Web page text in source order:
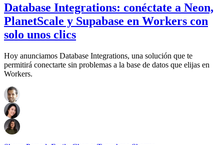
Database Integrations: conéctate a Neon,
PlanetScale y Supabase en Workers con
solo unos clics
Hoy anunciamos Database Integrations, una solución que te
permitirá conectarte sin problemas a la base de datos que elijas en
Workers.